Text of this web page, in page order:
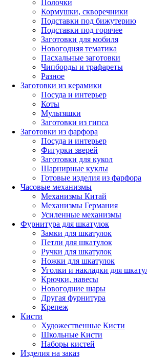
Полочки
Кормушки, скворечники
Подставки под бижутерию
Подставки под горячее
Заготовки для мобиля
Новогодняя тематика
Пасхальные заготовки
Чипборды и трафареты
Разное
Заготовки из керамики
Посуда и интерьер
Коты
Мультяшки
Заготовки из гипса
Заготовки из фарфора
Посуда и интерьер
Фигурки зверей
Заготовки для кукол
Шарнирные куклы
Готовые изделия из фарфора
Часовые механизмы
Механизмы Китай
Механизмы Германия
Усиленные механизмы
Фурнитура для шкатулок
Замки для шкатулок
Петли для шкатулок
Ручки для шкатулок
Ножки для шкатулок
Уголки и накладки для
Крючки, навесы
Новогодние шары
Другая фурнитура
Крепеж
Кисти
Художественные Кисти
Школьные Кисти
Наборы кистей
Изделия на заказ